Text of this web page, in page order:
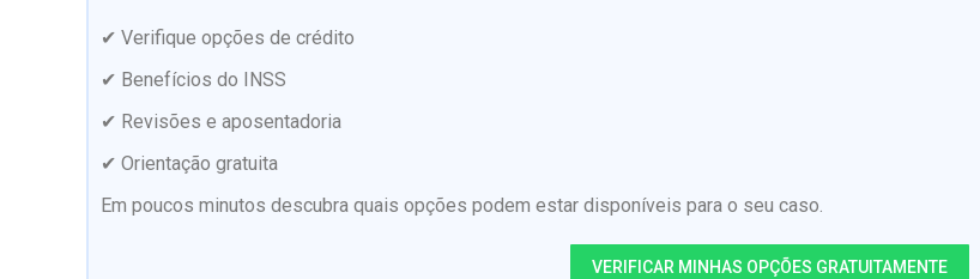
✔ Verifique opções de crédito
✔ Benefícios do INSS
✔ Revisões e aposentadoria
✔ Orientação gratuita
Em poucos minutos descubra quais opções podem estar disponíveis para o seu caso.
VERIFICAR MINHAS OPÇÕES GRATUITAMENTE